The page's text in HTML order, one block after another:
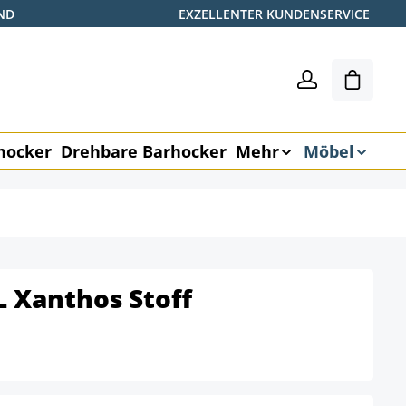
EXZELLENTER KUNDENSERVICE
Drehbare Barhocker Mehr Möbel
Xanthos Stoff